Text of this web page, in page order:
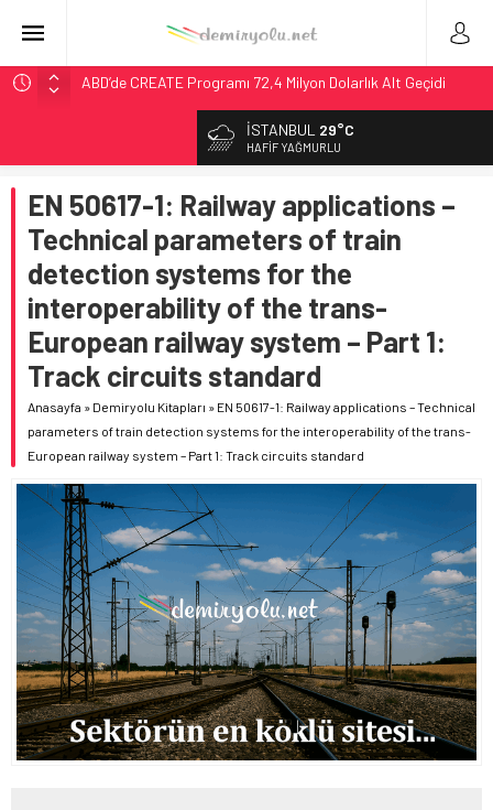
ABD’de CREATE Programı 72,4 Milyon Dolarlık Alt Geçidi
Ukrayna’da Yolcu Trenine İHA Saldırısı: Zamanında Tahliye
DB Modernizasyon Programı: 70. İstasyona Ulaşıldı
GB Railfreight İngiltere’de Lider, Class 99’lar 2026’da Yolda
Wabtec Brezilya’da 1 Milyar Real’lik PTC Anlaşmasını 2031’e
Kadar Tamamlayacak
İSTANBUL 29°C
HAFIF YAĞMURLU
EN 50617-1: Railway applications –
Technical parameters of train
detection systems for the
interoperability of the trans-
European railway system – Part 1:
Track circuits standard
Anasayfa » Demiryolu Kitapları » EN 50617-1: Railway applications – Technical
parameters of train detection systems for the interoperability of the trans-
European railway system – Part 1: Track circuits standard